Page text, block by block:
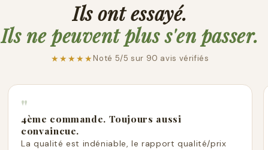
Ils ont essayé.
Ils ne peuvent plus s'en passer.
★★★★★Noté 5/5 sur 90 avis vérifiés
"
4ème commande. Toujours aussi
convaincue.
La qualité est indéniable, le rapport qualité/prix